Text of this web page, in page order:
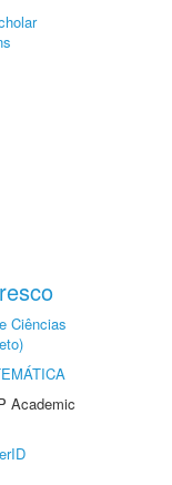
Ciências
Academic